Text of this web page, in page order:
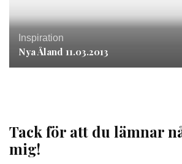
Inspiration
Nya Åland 11.03.2013
Tack för att du lämnar
mig!